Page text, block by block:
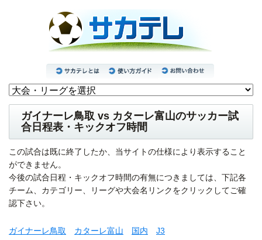
ガイナーレ鳥取 vs カターレ富山のサッカー試
合日程表・キックオフ時間
この試合は既に終了したか、当サイトの仕様により表示すること
ができません。
今後の試合日程・キックオフ時間の有無につきましては、下記各
チーム、カテゴリー、リーグや大会名リンクをクリックしてご確
認下さい。
ガイナーレ鳥取 カターレ富山 国内 J3